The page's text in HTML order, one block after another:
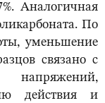
Аналогичная
По
уменьшение
связано с
действия и